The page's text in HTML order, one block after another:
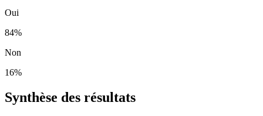
Oui
84%
Non
16%
Synthèse des résultats